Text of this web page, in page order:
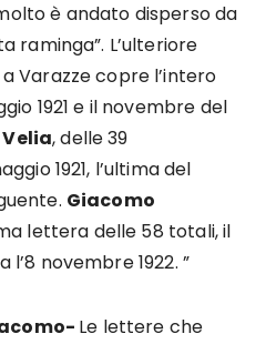
è andato disperso da
raminga”. L’ulteriore
Varazze copre l’intero
1921 e il novembre del
Velia, delle 39
1921, l’ultima del
Giacomo
lettera delle 58 totali, il
l’8 novembre 1922. ”
Le lettere che